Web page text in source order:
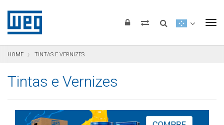
HOME TINTAS E VERNIZES
Tintas e Vernizes